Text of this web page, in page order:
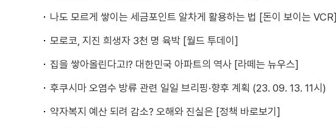
나도 모르게 쌓이는 세금포인트 알차게 활용하는 법 [돈이 보이는 VCR]
모로코, 지진 희생자 3천 명 육박 [월드 투데이]
집을 쌓아올린다고!? 대한민국 아파트의 역사 [라떼는 뉴우스]
후쿠시마 오염수 방류 관련 일일 브리핑·향후 계획 (23. 09. 13. 11시)
약자복지 예산 되려 감소? 오해와 진실은 [정책 바로보기]